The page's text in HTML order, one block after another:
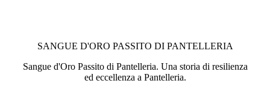
SANGUE D'ORO PASSITO DI PANTELLERIA
Sangue d'Oro Passito di Pantelleria. Una storia di resilienza
ed eccellenza a Pantelleria.